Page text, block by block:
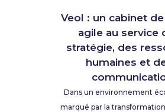
Veol : un cabinet
agile au service
stratégie, des
humaines et
Dans un environnement
marqué par la